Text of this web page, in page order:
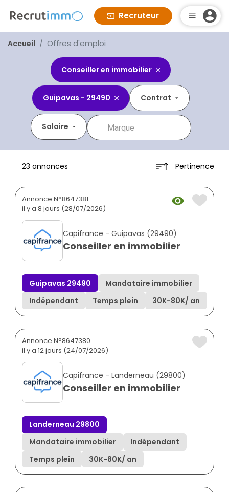
Recruteur
Accueil Offres d'emploi
Conseiller en immobilier
Guipavas - 29490 Contrat
Salaire
23 annonces Pertinence
Annonce N°8647381
il y a 8 jours (28/07/2026)
Capifrance - Guipavas (29490)
Conseiller en immobilier
Guipavas 29490
Mandataire immobilier
Indépendant
Temps plein 30K-80K/ an
Annonce N°8647380
il y a 12 jours (24/07/2026)
Capifrance - Landerneau (29800)
Conseiller en immobilier
Landerneau 29800
Mandataire immobilier
Indépendant
Temps plein
30K-80K/ an